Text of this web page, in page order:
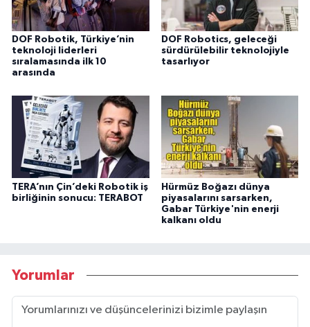
DOF Robotik, Türkiye’nin
teknoloji liderleri
sıralamasında ilk 10
arasında
DOF Robotics, geleceği
sürdürülebilir teknolojiyle
tasarlıyor
TERA’nın Çin’deki Robotik iş
birliğinin sonucu: TERABOT
Hürmüz Boğazı dünya
piyasalarını sarsarken,
Gabar Türkiye'nin enerji
kalkanı oldu
Yorumlar